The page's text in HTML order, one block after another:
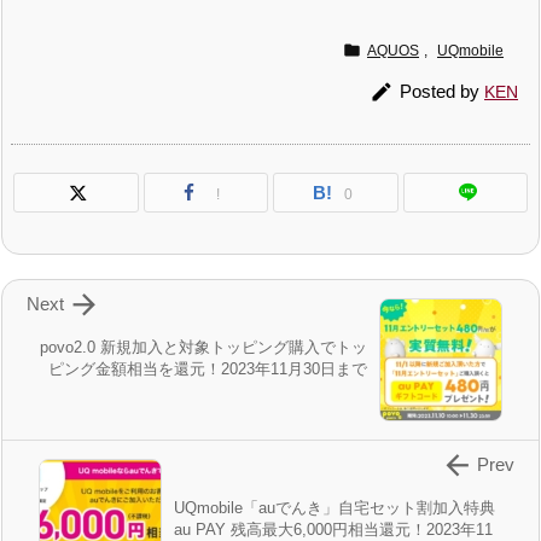
 AQUOS , UQmobile
 Posted by KEN
! B! 0
povo2.0 新規加入と対象トッピング購入でトッ
ピング金額相当を還元！2023年11月30日まで

Next
UQmobile「auでんき」自宅セット割加入特典
au PAY 残高最大6,000円相当還元！2023年11
 Prev